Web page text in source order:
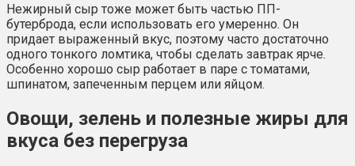
Нежирный сыр тоже может быть частью ПП-
бутерброда, если использовать его умеренно. Он
придает выраженный вкус, поэтому часто достаточно
одного тонкого ломтика, чтобы сделать завтрак ярче.
Особенно хорошо сыр работает в паре с томатами,
шпинатом, запеченным перцем или яйцом.
Овощи, зелень и полезные жиры для
вкуса без перегруза